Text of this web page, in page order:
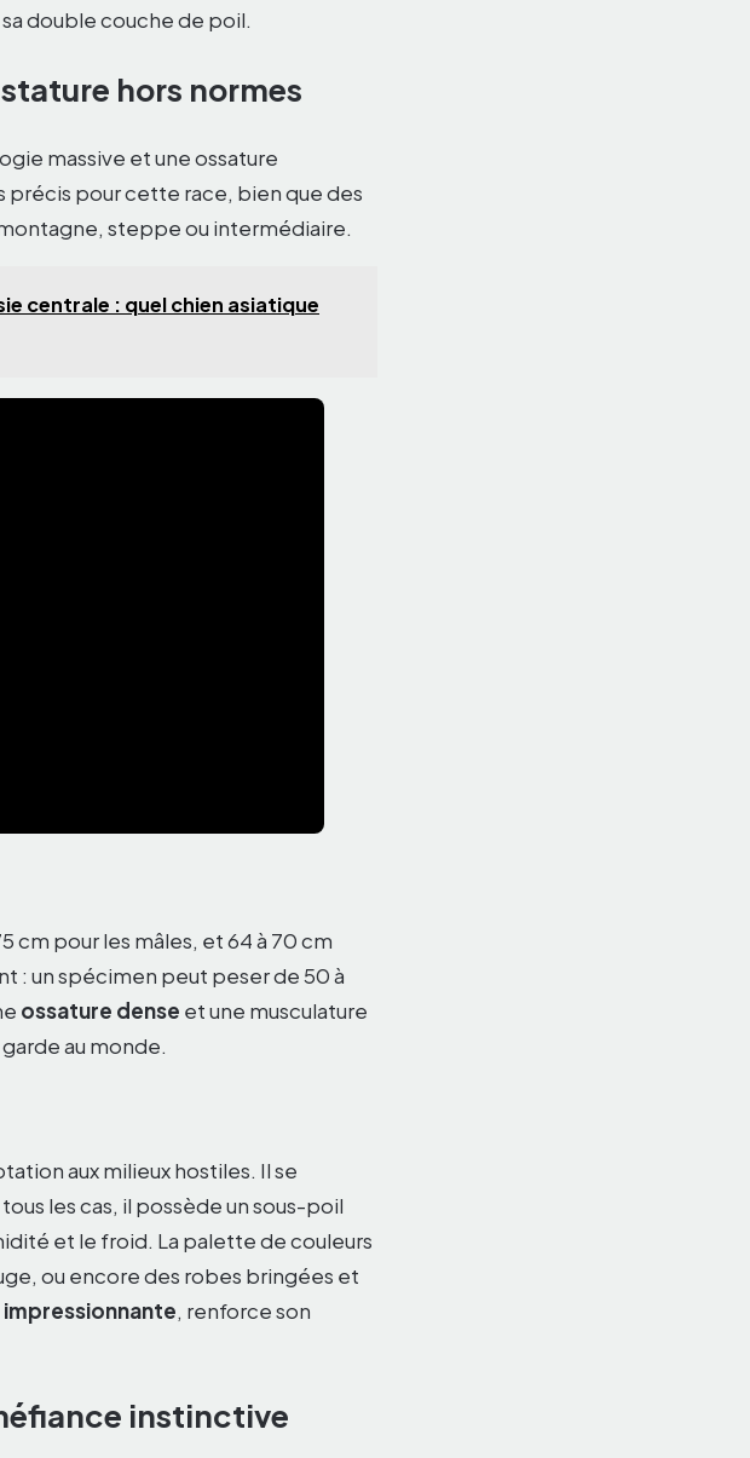
double couche de poil.
hors normes
massive et une ossature
précis pour cette race, bien que des
steppe ou intermédiaire.
centrale : quel chien asiatique
cm pour les mâles, et 64 à 70 cm
: un spécimen peut peser de 50 à
ossature dense et une musculature
au monde.
aux milieux hostiles. Il se
les cas, il possède un sous-poil
et le froid. La palette de couleurs
ou encore des robes bringées et
, renforce son
instinctive